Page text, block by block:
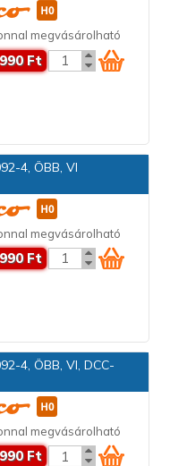
megvásárolható
Ft
4, ÖBB, VI
megvásárolható
Ft
4, ÖBB, VI, DCC-
megvásárolható
Ft